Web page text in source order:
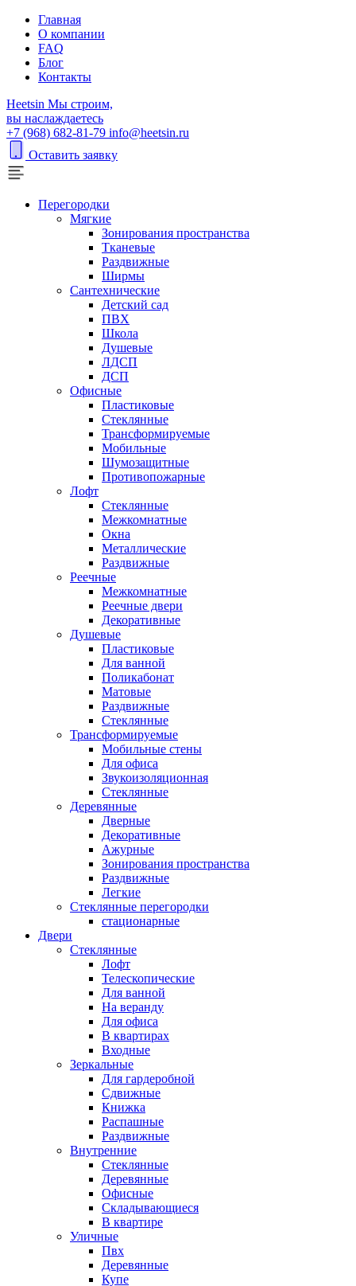
Главная
О компании
FAQ
Блог
Контакты
Heetsin Мы строим,
вы наслаждаетесь
+7 (968) 682-81-79 info@heetsin.ru
Оставить заявку
Перегородки
Мягкие
Зонирования пространства
Тканевые
Раздвижные
Ширмы
Сантехнические
Детский сад
ПВХ
Школа
Душевые
ЛДСП
ДСП
Офисные
Пластиковые
Стеклянные
Трансформируемые
Мобильные
Шумозащитные
Противопожарные
Лофт
Стеклянные
Межкомнатные
Окна
Металлические
Раздвижные
Реечные
Межкомнатные
Реечные двери
Декоративные
Душевые
Пластиковые
Для ванной
Поликабонат
Матовые
Раздвижные
Стеклянные
Трансформируемые
Мобильные стены
Для офиса
Звукоизоляционная
Стеклянные
Деревянные
Дверные
Декоративные
Ажурные
Зонирования пространства
Раздвижные
Легкие
Стеклянные перегородки
стационарные
Двери
Стеклянные
Лофт
Телескопические
Для ванной
На веранду
Для офиса
В квартирах
Входные
Зеркальные
Для гардеробной
Сдвижные
Книжка
Распашные
Раздвижные
Внутренние
Стеклянные
Деревянные
Офисные
Складывающиеся
В квартире
Уличные
Пвх
Деревянные
Купе